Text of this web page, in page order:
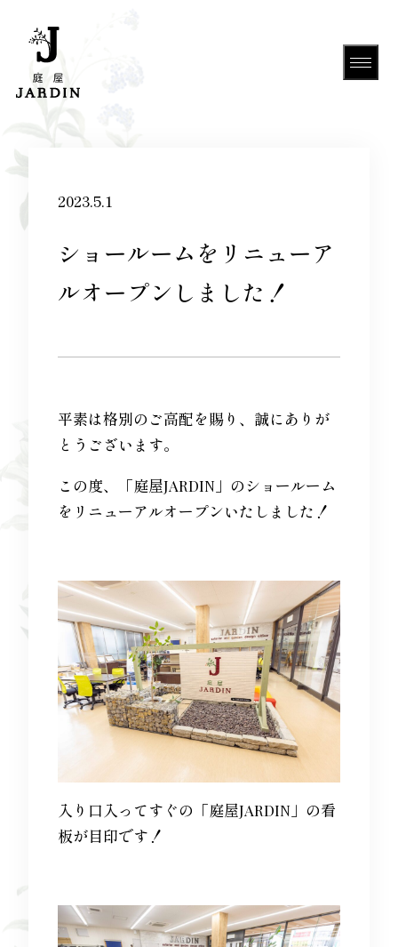
2023.5.1
ショールームをリニューア
ルオープンしました！
平素は格別のご高配を賜り、誠にありが
とうございます。
この度、「庭屋JARDIN」のショールーム
をリニューアルオープンいたしました！
入り口入ってすぐの「庭屋JARDIN」の看
板が目印です！
About Us
Flow
Blog
Access